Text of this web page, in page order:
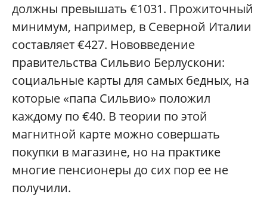
должны превышать €1031. Прожиточный
минимум, например, в Северной Италии
составляет €427. Нововведение
правительства Сильвио Берлускони:
социальные карты для самых бедных, на
которые «папа Сильвио» положил
каждому по €40. В теории по этой
магнитной карте можно совершать
покупки в магазине, но на практике
многие пенсионеры до сих пор ее не
получили.